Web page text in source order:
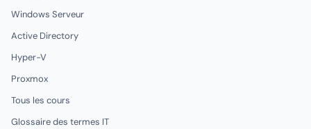
Windows Serveur
Active Directory
Hyper-V
Proxmox
Tous les cours
Glossaire des termes IT